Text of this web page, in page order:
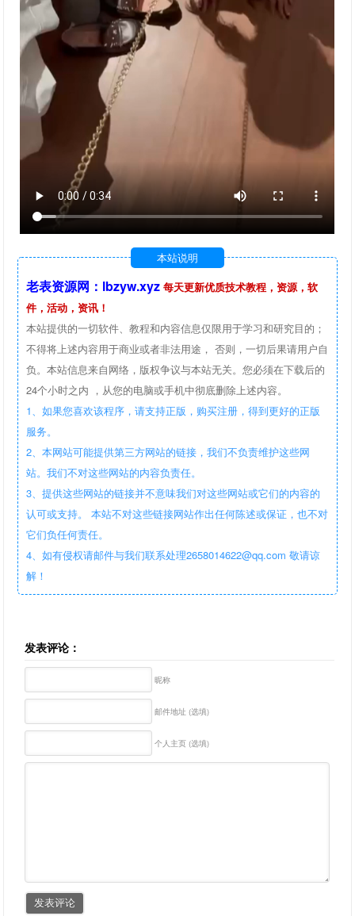
本站说明
老表资源网：lbzyw.xyz 每天更新优质技术教程，资源，软
件，活动，资讯！
本站提供的一切软件、教程和内容信息仅限用于学习和研究目的；
不得将上述内容用于商业或者非法用途， 否则，一切后果请用户自
负。本站信息来自网络，版权争议与本站无关。您必须在下载后的
24个小时之内 ，从您的电脑或手机中彻底删除上述内容。
1、如果您喜欢该程序，请支持正版，购买注册，得到更好的正版
服务。
2、本网站可能提供第三方网站的链接，我们不负责维护这些网
站。我们不对这些网站的内容负责任。
3、提供这些网站的链接并不意味我们对这些网站或它们的内容的
认可或支持。 本站不对这些链接网站作出任何陈述或保证，也不对
它们负任何责任。
4、如有侵权请邮件与我们联系处理2658014622@qq.com 敬请谅
解！
发表评论：
昵称
邮件地址 (选填)
个人主页 (选填)